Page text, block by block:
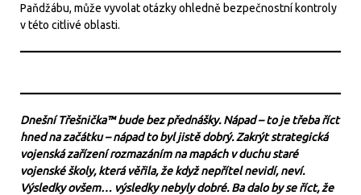
Paňdžábu, může vyvolat otázky ohledně bezpečnostní kontroly
v této citlivé oblasti.
Dnešní Třešnička™ bude bez přednášky. Nápad – to je třeba říct
hned na začátku – nápad to byl jistě dobrý. Zakrýt strategická
vojenská zařízení rozmazáním na mapách v duchu staré
vojenské školy, která věřila, že když nepřítel nevidí, neví.
Výsledky ovšem… výsledky nebyly dobré. Ba dalo by se říct, že